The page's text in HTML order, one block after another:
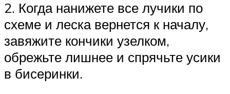
2. Когда нанижете все лучики по
схеме и леска вернется к началу,
завяжите кончики узелком,
обрежьте лишнее и спрячьте усики
в бисеринки.